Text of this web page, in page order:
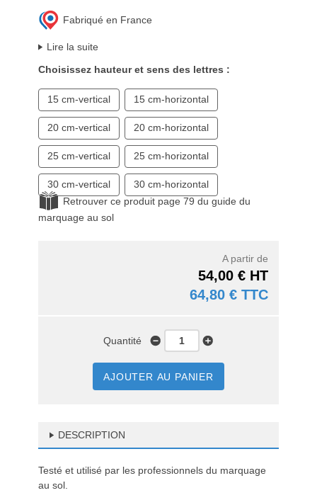
Fabriqué en France
Lire la suite
Choisissez hauteur et sens des lettres :
15 cm-vertical 15 cm-horizontal
20 cm-vertical 20 cm-horizontal
25 cm-vertical 25 cm-horizontal
30 cm-vertical
30 cm-horizontal
Retrouver ce produit page 79 du guide du
marquage au sol
A partir de
54,00 € HT
64,80 € TTC
Quantité
AJOUTER AU PANIER
DESCRIPTION
Testé et utilisé par les professionnels du marquage
au sol.